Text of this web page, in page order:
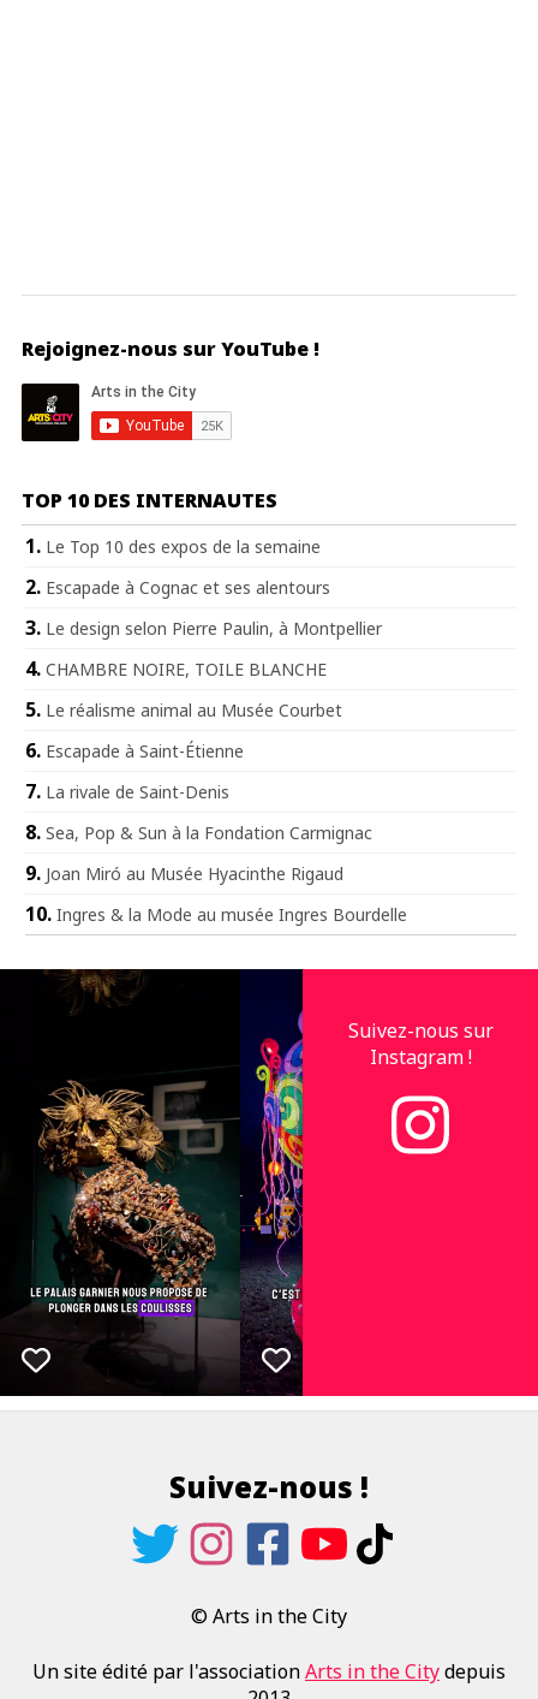
Rejoignez-nous sur YouTube !
TOP 10 DES INTERNAUTES
Le Top 10 des expos de la semaine
Escapade à Cognac et ses alentours
Le design selon Pierre Paulin, à Montpellier
CHAMBRE NOIRE, TOILE BLANCHE
Le réalisme animal au Musée Courbet
Escapade à Saint-Étienne
La rivale de Saint-Denis
Sea, Pop & Sun à la Fondation Carmignac
Joan Miró au Musée Hyacinthe Rigaud
Ingres & la Mode au musée Ingres Bourdelle
Suivez-nous sur
Instagram !
Suivez-nous !
© Arts in the City
Un site édité par l'associationArts in the Citydepuis